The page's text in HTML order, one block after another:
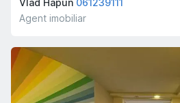
Vlad Hapun 061239111
Agent imobiliar